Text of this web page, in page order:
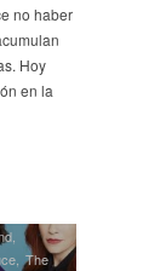
no haber
Hoy
en la
,
,The